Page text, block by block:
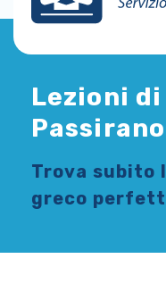
Lezioni di
Passirano
Trova subito
greco